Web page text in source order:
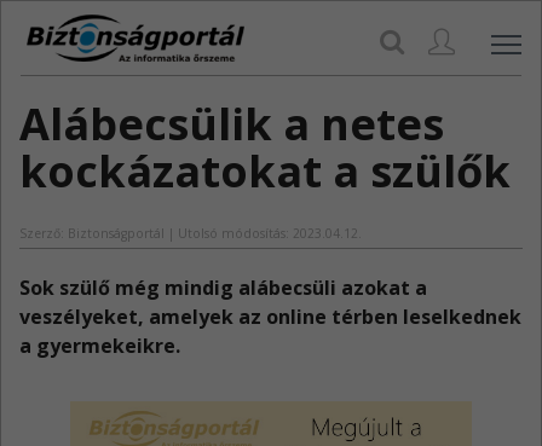
Alábecsülik a netes
kockázatokat a szülők
Szerző: Biztonságportál | Utolsó módosítás: 2023.04.12.
Sok szülő még mindig alábecsüli azokat a
veszélyeket, amelyek az online térben leselkednek
a gyermekeikre.